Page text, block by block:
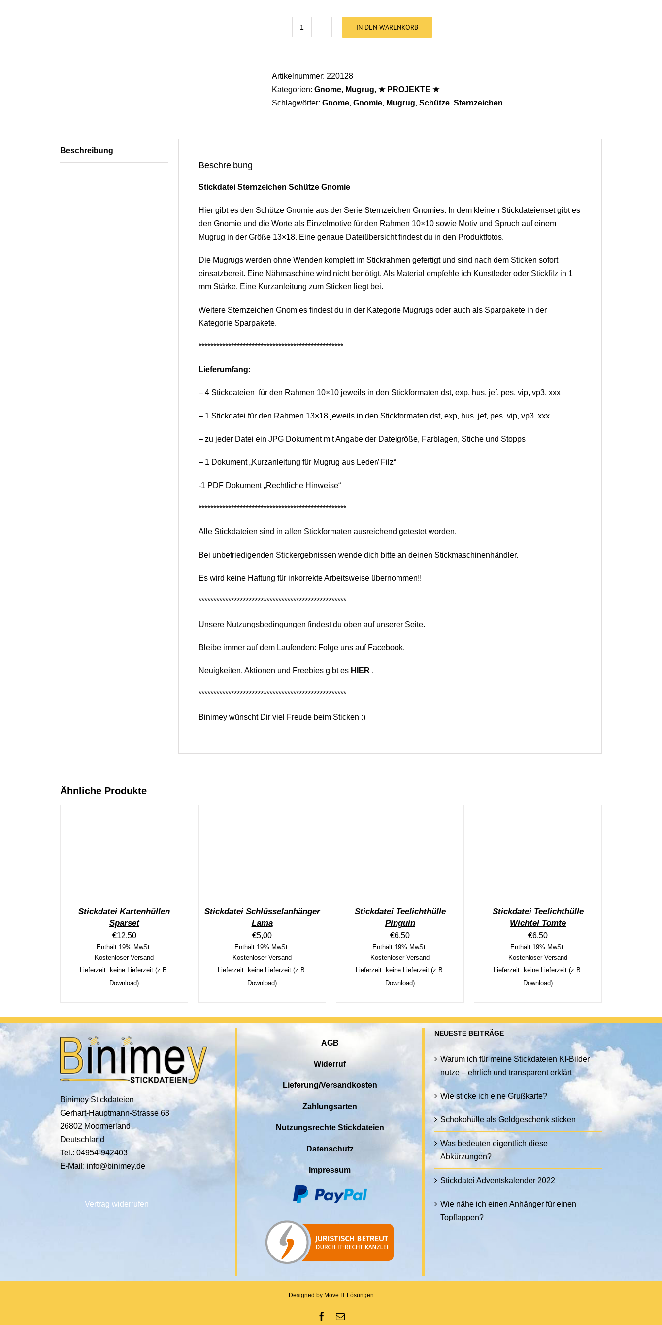
IN DEN WARENKORB
Artikelnummer: 220128
Kategorien: Gnome, Mugrug, ★ PROJEKTE ★
Schlagwörter: Gnome, Gnomie, Mugrug, Schütze, Sternzeichen
Beschreibung
Beschreibung
Stickdatei Sternzeichen Schütze Gnomie
Hier gibt es den Schütze Gnomie aus der Serie Sternzeichen Gnomies. In dem kleinen Stickdateienset gibt es
den Gnomie und die Worte als Einzelmotive für den Rahmen 10×10 sowie Motiv und Spruch auf einem
Mugrug in der Größe 13×18. Eine genaue Dateiübersicht findest du in den Produktfotos.
Die Mugrugs werden ohne Wenden komplett im Stickrahmen gefertigt und sind nach dem Sticken sofort
einsatzbereit. Eine Nähmaschine wird nicht benötigt. Als Material empfehle ich Kunstleder oder Stickfilz in 1
mm Stärke. Eine Kurzanleitung zum Sticken liegt bei.
Weitere Sternzeichen Gnomies findest du in der Kategorie Mugrugs oder auch als Sparpakete in der
Kategorie Sparpakete.
*************************************************
Lieferumfang:
– 4 Stickdateien für den Rahmen 10×10 jeweils in den Stickformaten dst, exp, hus, jef, pes, vip, vp3, xxx
– 1 Stickdatei für den Rahmen 13×18 jeweils in den Stickformaten dst, exp, hus, jef, pes, vip, vp3, xxx
– zu jeder Datei ein JPG Dokument mit Angabe der Dateigröße, Farblagen, Stiche und Stopps
– 1 Dokument „Kurzanleitung für Mugrug aus Leder/ Filz“
-1 PDF Dokument „Rechtliche Hinweise“
**************************************************
Alle Stickdateien sind in allen Stickformaten ausreichend getestet worden.
Bei unbefriedigenden Stickergebnissen wende dich bitte an deinen Stickmaschinenhändler.
Es wird keine Haftung für inkorrekte Arbeitsweise übernommen!!
**************************************************
Unsere Nutzungsbedingungen findest du oben auf unserer Seite.
Bleibe immer auf dem Laufenden: Folge uns auf Facebook.
Neuigkeiten, Aktionen und Freebies gibt es HIER .
**************************************************
Binimey wünscht Dir viel Freude beim Sticken :)
Ähnliche Produkte
Stickdatei Kartenhüllen
Sparset
€12,50
Enthält 19% MwSt.
Kostenloser Versand
Lieferzeit: keine Lieferzeit (z.B.
Download)
Stickdatei Schlüsselanhänger
Lama
€5,00
Enthält 19% MwSt.
Kostenloser Versand
Lieferzeit: keine Lieferzeit (z.B.
Download)
Stickdatei Teelichthülle
Pinguin
€6,50
Enthält 19% MwSt.
Kostenloser Versand
Lieferzeit: keine Lieferzeit (z.B.
Download)
Stickdatei Teelichthülle
Wichtel Tomte
€6,50
Enthält 19% MwSt.
Kostenloser Versand
Lieferzeit: keine Lieferzeit (z.B.
Download)
Binimey Stickdateien
Gerhart-Hauptmann-Strasse 63
26802 Moormerland
Deutschland
Tel.: 04954-942403
E-Mail: info@binimey.de
Vertrag widerrufen
AGB
Widerruf
Lieferung/Versandkosten
Zahlungsarten
Nutzungsrechte Stickdateien
Datenschutz
Impressum
NEUESTE BEITRÄGE
Warum ich für meine Stickdateien KI-Bilder
nutze – ehrlich und transparent erklärt
Wie sticke ich eine Grußkarte?
Schokohülle als Geldgeschenk sticken
Was bedeuten eigentlich diese
Abkürzungen?
Stickdatei Adventskalender 2022
Wie nähe ich einen Anhänger für einen
Topflappen?
Designed by Move IT Lösungen
FacebookE-Mail